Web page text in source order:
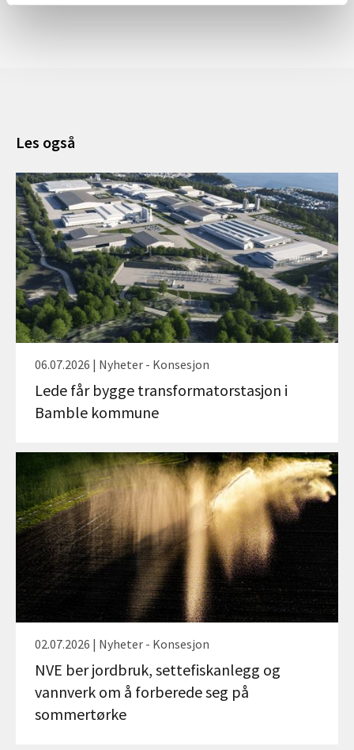
Les også
06.07.2026 | Nyheter - Konsesjon
Lede får bygge transformatorstasjon i
Bamble kommune
02.07.2026 | Nyheter - Konsesjon
NVE ber jordbruk, settefiskanlegg og
vannverk om å forberede seg på
sommertørke